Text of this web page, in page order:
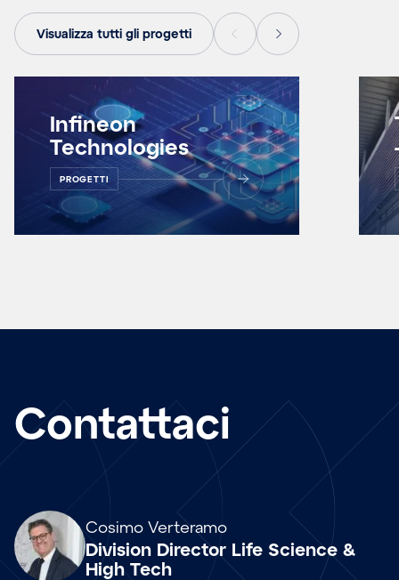
Visualizza tutti gli progetti
Infineon
Technologies
PROGETTI
Contattaci
Cosimo Verteramo
Division Director Life Science &
High Tech
Array